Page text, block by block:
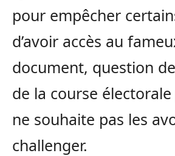
pour empêcher
d’avoir accès au
document, question
de la course électorale
ne souhaite pas les
challenger.